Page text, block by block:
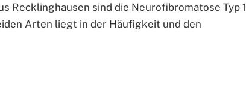
Recklinghausen sind die Neurofibromatose Typ 1
Arten liegt in der Häufigkeit und den